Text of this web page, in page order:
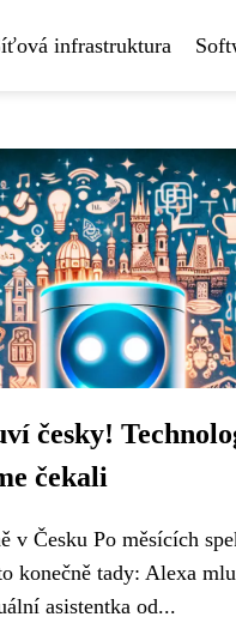
infrastruktura
česky!
čekali
v Česku Po měsících
konečně tady: Alexa
asistentka od...